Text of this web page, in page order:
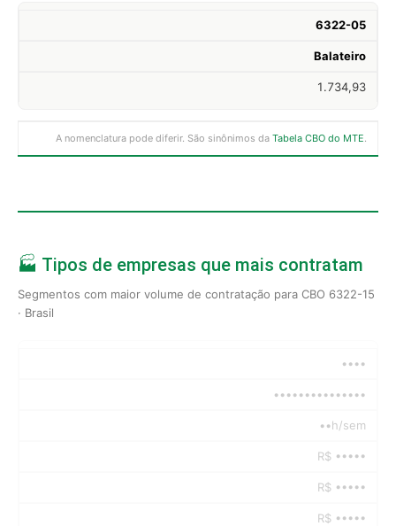
6322-05
Balateiro
1.734,93
A nomenclatura pode diferir. São sinônimos da Tabela CBO do MTE.
🏭 Tipos de empresas que mais contratam
Segmentos com maior volume de contratação para CBO 6322-15
· Brasil
••••
•••••••••••••••
••h/sem
R$ •••••
R$ •••••
R$ •••••